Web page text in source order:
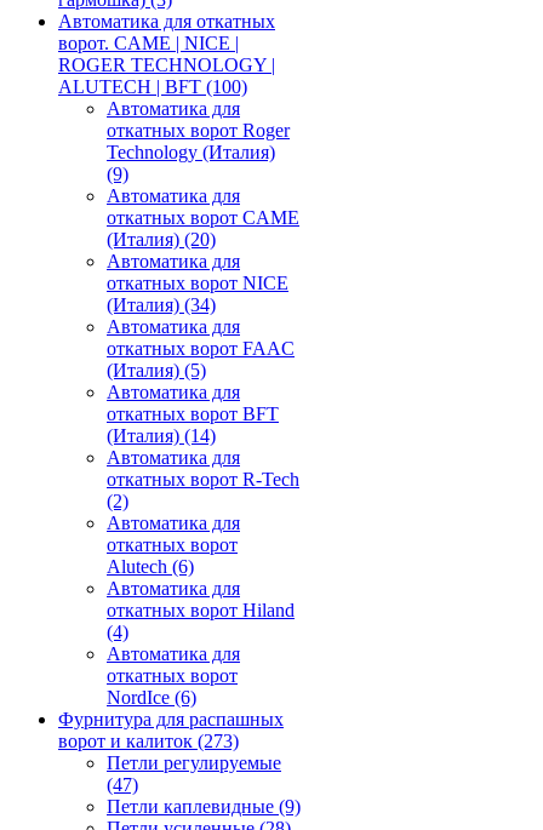
Автоматика для откатных
ворот. CAME | NICE |
ROGER TECHNOLOGY |
ALUTECH | BFT (100)
Автоматика для
откатных ворот Roger
Technology (Италия)
(9)
Автоматика для
откатных ворот CAME
(Италия) (20)
Автоматика для
откатных ворот NICE
(Италия) (34)
Автоматика для
откатных ворот FAAC
(Италия) (5)
Автоматика для
откатных ворот BFT
(Италия) (14)
Автоматика для
откатных ворот R-Tech
(2)
Автоматика для
откатных ворот
Alutech (6)
Автоматика для
откатных ворот Hiland
(4)
Автоматика для
откатных ворот
NordIce (6)
Фурнитура для распашных
ворот и калиток (273)
Петли регулируемые
(47)
Петли каплевидные (9)